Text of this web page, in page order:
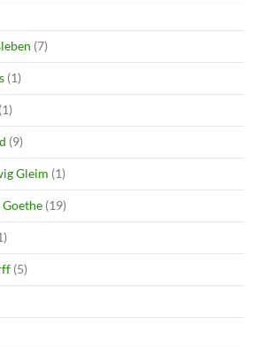
(7)
(1)
(1)
(9)
Gleim (1)
(19)
(5)